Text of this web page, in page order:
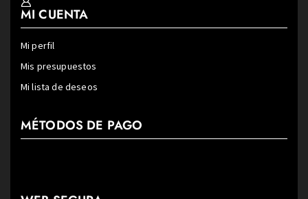
MI CUENTA
Mi perfil
Mis presupuestos
Mi lista de deseos
MÉTODOS DE PAGO